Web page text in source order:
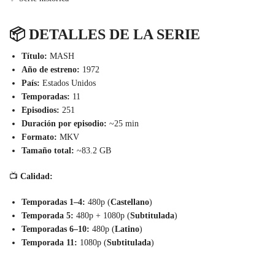
📦 DETALLES DE LA SERIE
Título: MASH
Año de estreno: 1972
País: Estados Unidos
Temporadas: 11
Episodios: 251
Duración por episodio: ~25 min
Formato: MKV
Tamaño total: ~83.2 GB
📺 Calidad:
Temporadas 1–4: 480p (Castellano)
Temporada 5: 480p + 1080p (Subtitulada)
Temporadas 6–10: 480p (Latino)
Temporada 11: 1080p (Subtitulada)